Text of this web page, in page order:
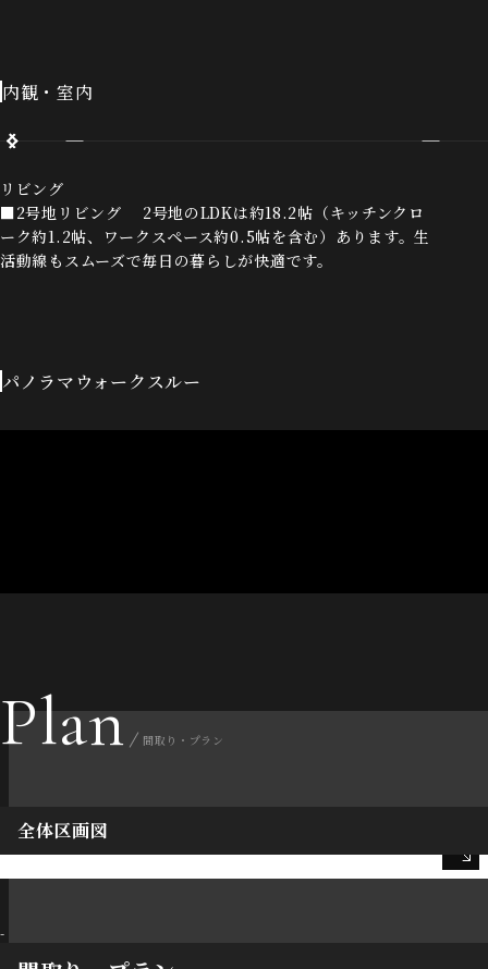
内観・室内
リビング
■2号地リビング 2号地のLDKは約18.2帖（キッチンクロ
ーク約1.2帖、ワークスペース約0.5帖を含む）あります。生
活動線もスムーズで毎日の暮らしが快適です。
パノラマウォークスルー
Plan 間取り・プラン
全体区画図
-